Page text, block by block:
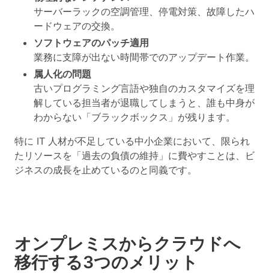
サーバーラックの空調管理、停電対策、故障したハ
ードウェアの交換。
ソフトウェアのパッチ適用
業務に支障が出ない時間帯でのアップデート作業。
属人化の問題
古いプログラミング言語や独自のカスタマイズを理
解している担当者が退職してしまうと、誰も中身が
わからない「ブラックボックス」が残ります。
特に IT 人材が不足している中小企業において、限られ
たリソースを「過去の負債の維持」に費やすことは、ビ
ジネスの成長を止めているのと同義です。
オンプレミスからクラウドへ
移行する3つのメリット